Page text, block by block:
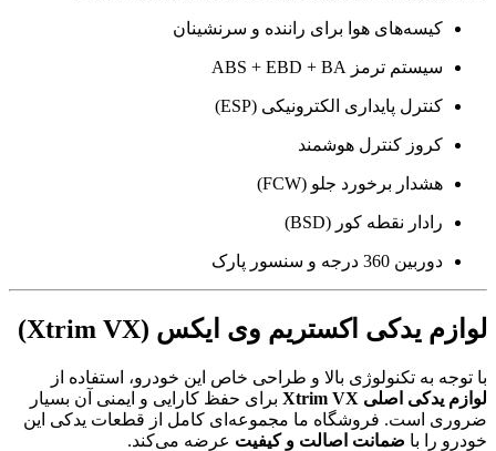
کیسه‌های هوا برای راننده و سرنشینان
سیستم ترمز ABS + EBD + BA
کنترل پایداری الکترونیکی (ESP)
کروز کنترل هوشمند
هشدار برخورد جلو (FCW)
رادار نقطه کور (BSD)
دوربین 360 درجه و سنسور پارک
لوازم یدکی اکستریم وی ایکس (Xtrim VX)
با توجه به تکنولوژی بالا و طراحی خاص این خودرو، استفاده از
لوازم یدکی اصلی Xtrim VX
برای حفظ کارایی و ایمنی آن بسیار
ضروری است. فروشگاه ما مجموعه‌ای کامل از قطعات یدکی این
خودرو را با ضمانت اصالت و کیفیت عرضه می‌کند.